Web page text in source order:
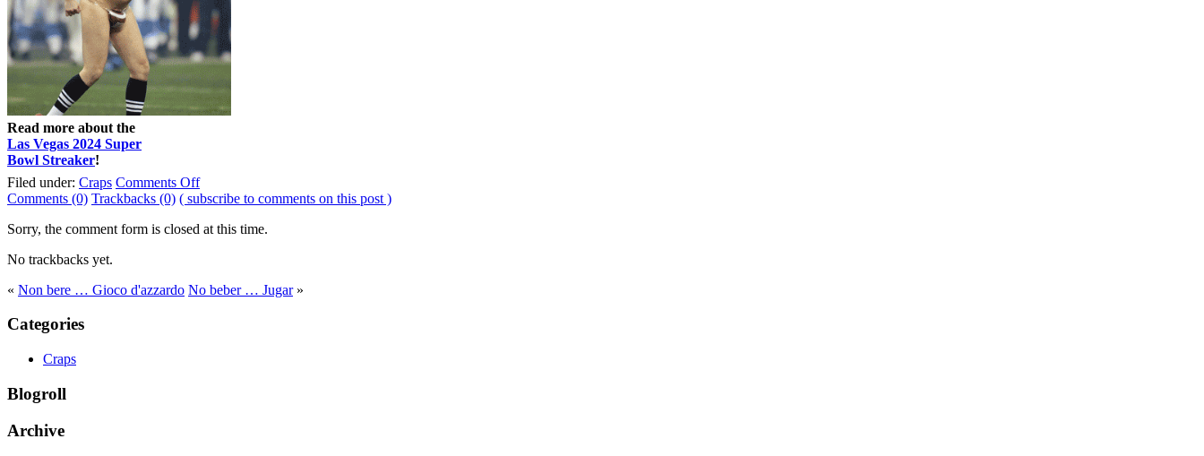
Read more about the
Las Vegas 2024 Super
Bowl Streaker!
Filed under: Craps Comments Off
Comments (0) Trackbacks (0) ( subscribe to comments on this post )
Sorry, the comment form is closed at this time.
No trackbacks yet.
« Non bere … Gioco d'azzardo No beber … Jugar»
Categories
Craps
Blogroll
Archive